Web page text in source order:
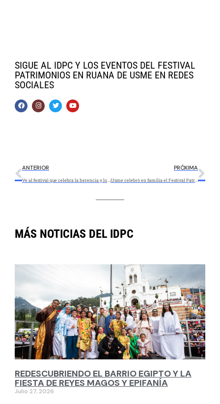
SIGUE AL IDPC Y LOS EVENTOS DEL FESTIVAL
PATRIMONIOS EN RUANA DE USME EN REDES
SOCIALES
ANTERIOR PRÓXIMA
MÁS NOTICIAS DEL IDPC
REDESCUBRIENDO EL BARRIO EGIPTO Y LA
FIESTA DE REYES MAGOS Y EPIFANÍA
Julio 27, 2026